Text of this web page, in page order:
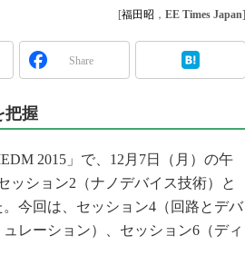
ド
[福田昭 ， EE Times Japan]
Share
把握
2015」で、12月7日（月）の午
ッション2（ナノデバイス技術）と
今回は、セッション4（回路とデバ
レーション）、セッション6（ディ